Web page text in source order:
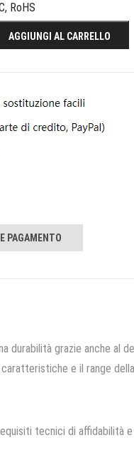
RoHS
AGGIUNGI AL CARRELLO
PAGAMENTO
durabilità grazie anche al
e il range
tecnici di affidabilità e